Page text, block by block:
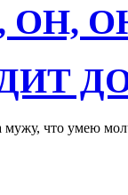
ОН,
мужу, что умею